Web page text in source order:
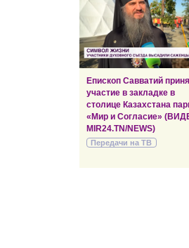
Епископ Савватий
участие в закладке в
столице Казахстана
«Мир и Согласие»
MIR24.TN/NEWS)
Передачи на ТВ